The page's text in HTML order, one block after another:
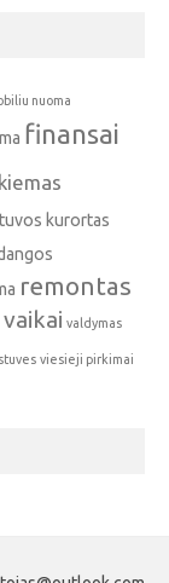
nuoma
finansai
kiemas
kurortas
remontas
vaikai valdymas
viesieji pirkimai